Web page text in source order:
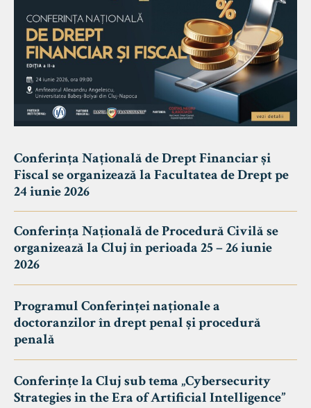
Conferința Națională de Drept Financiar și
Fiscal se organizează la Facultatea de Drept pe
24 iunie 2026
Conferința Națională de Procedură Civilă se
organizează la Cluj în perioada 25 – 26 iunie
2026
Programul Conferinței naționale a
doctoranzilor în drept penal și procedură
penală
Conferințe la Cluj sub tema „Cybersecurity
Strategies in the Era of Artificial Intelligence”